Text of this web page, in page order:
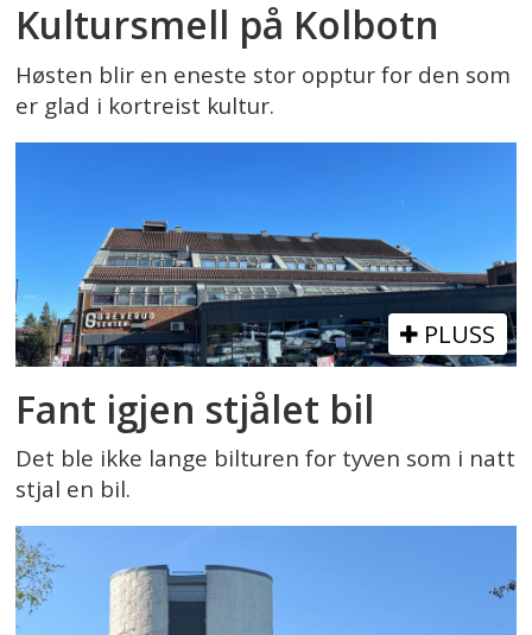
Kultursmell på Kolbotn
Høsten blir en eneste stor opptur for den som
er glad i kortreist kultur.
PLUSS
Fant igjen stjålet bil
Det ble ikke lange bilturen for tyven som i natt
stjal en bil.